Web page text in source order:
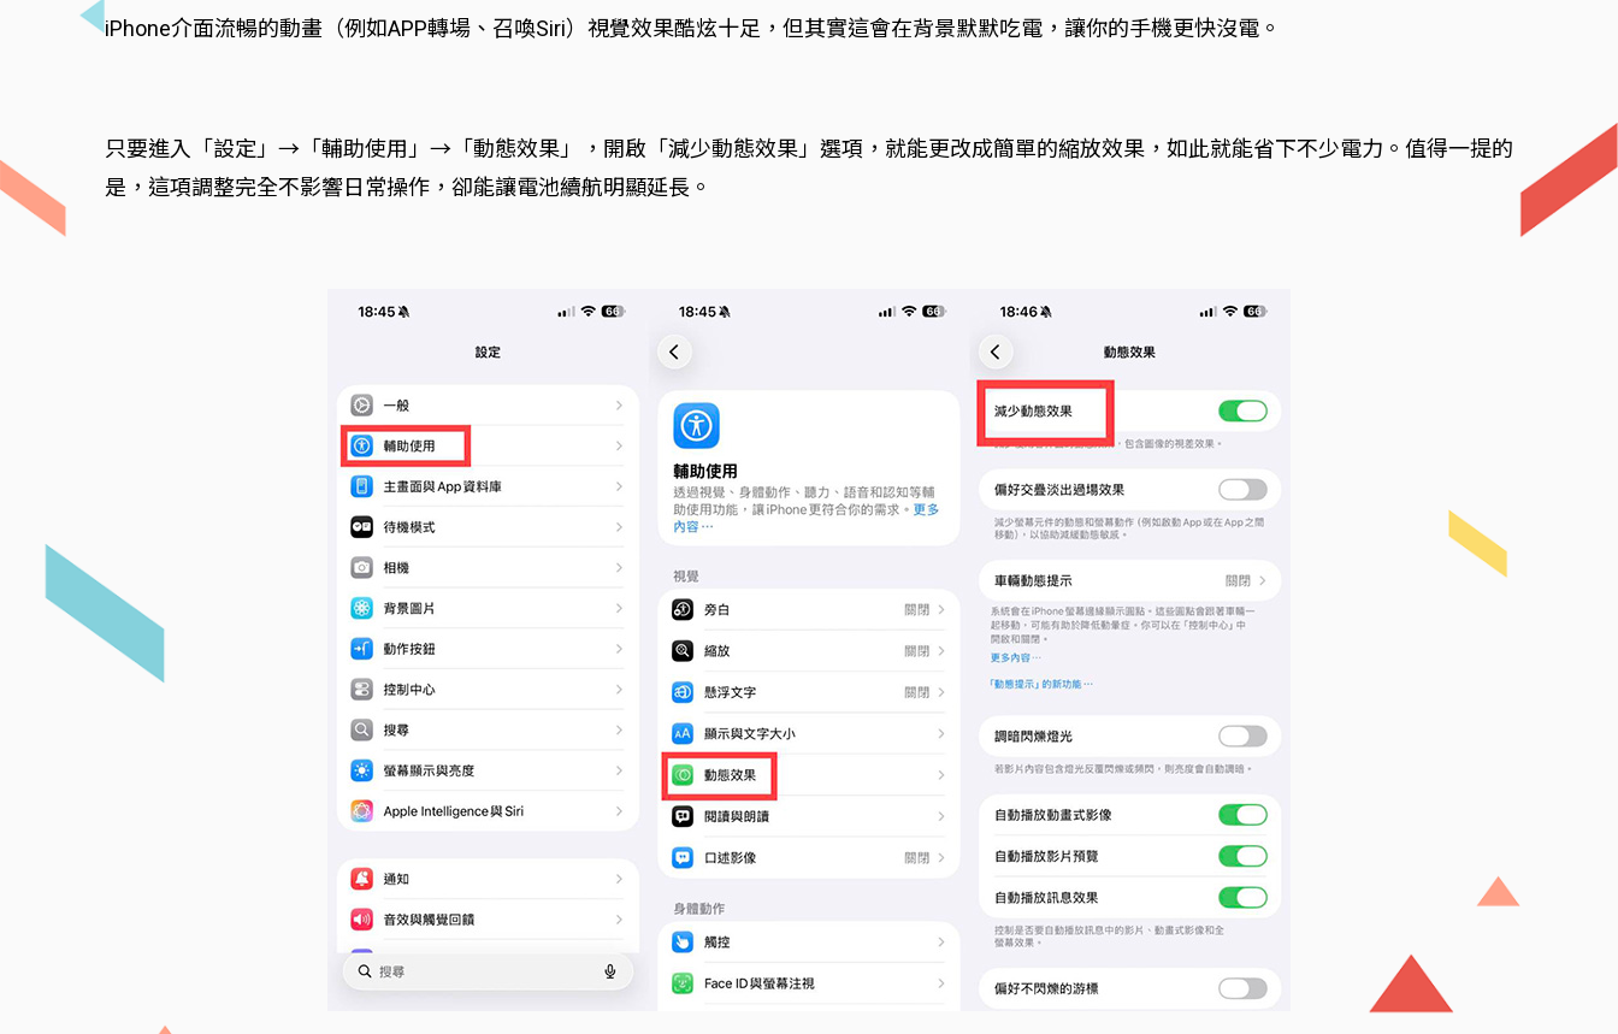
iPhone介面流暢的動畫（例如APP轉場、召喚Siri）視覺效果酷炫十足，但其實這會在背景默默吃電，讓你的手機更快沒電。
只要進入「設定」→「輔助使用」→「動態效果」，開啟「減少動態效果」選項，就能更改成簡單的縮放效果，如此就能省下不少電力。值得一提的
是，這項調整完全不影響日常操作，卻能讓電池續航明顯延長。